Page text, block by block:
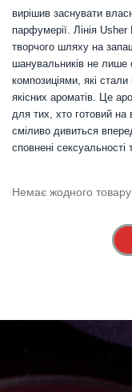
вирішив заснувати
парфумерії. Лінія
творчого шляху на
шанувальників не лише
композиціями, які стали
якісних ароматів. Це
для тих, хто готовий на
сміливо дивиться
сповнені сексуальності
Немає жодного